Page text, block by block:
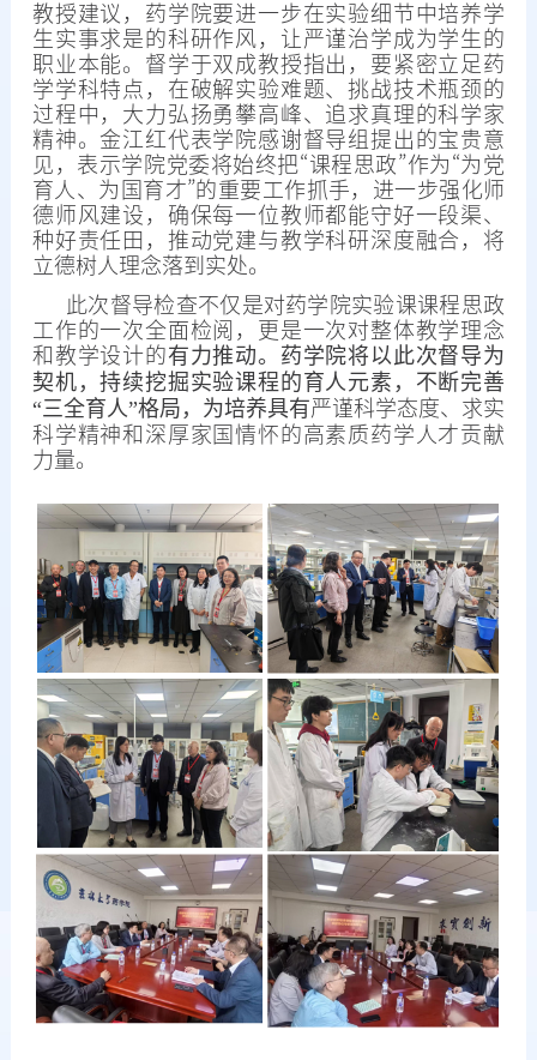
教授建议，药学院要进一步在实验细节中培养学
生实事求是的科研作风，让严谨治学成为学生的
职业本能。督学于双成教授指出，要紧密立足药
学学科特点，在破解实验难题、挑战技术瓶颈的
过程中，大力弘扬勇攀高峰、追求真理的科学家
精神。金江红代表学院感谢督导组提出的宝贵意
见，表示学院党委将始终把“课程思政”作为“为党
育人、为国育才”的重要工作抓手，进一步强化师
德师风建设，确保每一位教师都能守好一段渠、
种好责任田，推动党建与教学科研深度融合，将
立德树人理念落到实处。
此次督导检查不仅是对药学院实验课课程思政
工作的一次全面检阅，更是一次对整体教学理念
和教学设计的有力推动。药学院将以此次督导为
契机，持续挖掘实验课程的育人元素，不断完善
“三全育人”格局，为培养具有严谨科学态度、求实
科学精神和深厚家国情怀的高素质药学人才贡献
力量。